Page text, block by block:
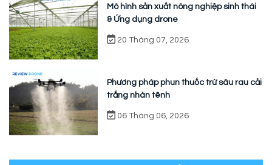
Mô hình sản xuất nông nghiệp sinh thái
& Ứng dụng drone
20 Tháng 07, 2026
Phương pháp phun thuốc trừ sâu rau cải
trắng nhàn tênh
06 Tháng 06, 2026